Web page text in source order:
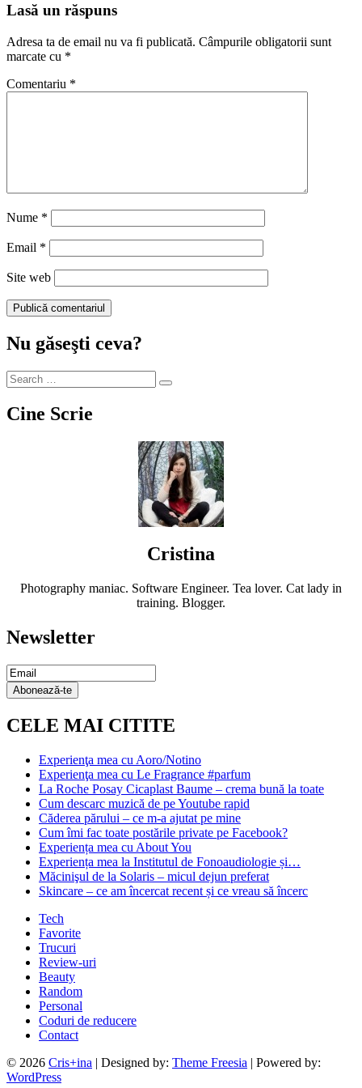
Lasă un răspuns
Adresa ta de email nu va fi publicată. Câmpurile obligatorii sunt
marcate cu *
Comentariu *
Nume *
Email *
Site web
Nu găseşti ceva?
Cine Scrie
Cristina
Photography maniac. Software Engineer. Tea lover. Cat lady in
training. Blogger.
Newsletter
Email
Subscription
Abonează-te
CELE MAI CITITE
Experienţa mea cu Aoro/Notino
Experienţa mea cu Le Fragrance #parfum
La Roche Posay Cicaplast Baume – crema bună la toate
Cum descarc muzică de pe Youtube rapid
Căderea părului – ce m-a ajutat pe mine
Cum îmi fac toate postările private pe Facebook?
Experiența mea cu About You
Experiența mea la Institutul de Fonoaudiologie și…
Măcinişul de la Solaris – micul dejun preferat
Skincare – ce am încercat recent și ce vreau să încerc
Tech
Favorite
Trucuri
Review-uri
Beauty
Random
Personal
Coduri de reducere
Contact
© 2026 Cris+ina | Designed by: Theme Freesia | Powered by:
WordPress